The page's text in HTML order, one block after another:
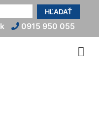
HĽADAŤ
0915 950 055